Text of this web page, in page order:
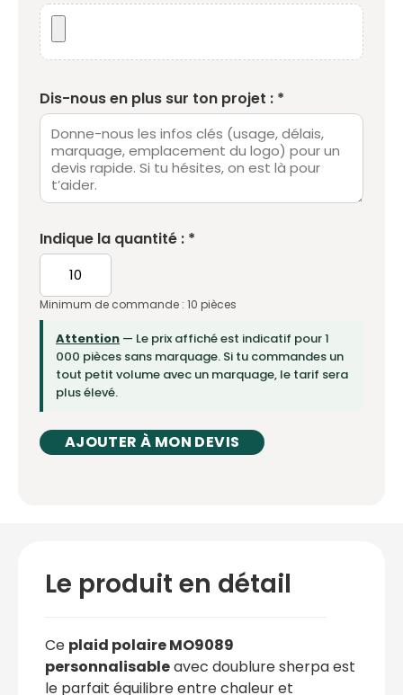
Dis-nous en plus sur ton projet : *
Indique la quantité : *
Minimum de commande : 10 pièces
Attention — Le prix affiché est indicatif pour 1
000 pièces sans marquage. Si tu commandes un
tout petit volume avec un marquage, le tarif sera
plus élevé.
AJOUTER À MON DEVIS
Le produit en détail
Ce plaid polaire MO9089
personnalisableavec doublure sherpa est
le parfait équilibre entre chaleur et